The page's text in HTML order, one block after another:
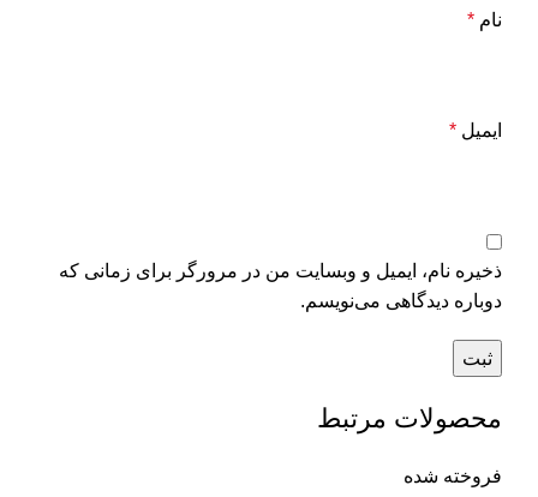
نام *
ایمیل *
ذخیره نام، ایمیل و وبسایت من در مرورگر برای زمانی که
دوباره دیدگاهی می‌نویسم.
محصولات مرتبط
فروخته شده